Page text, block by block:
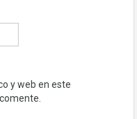
y web en este